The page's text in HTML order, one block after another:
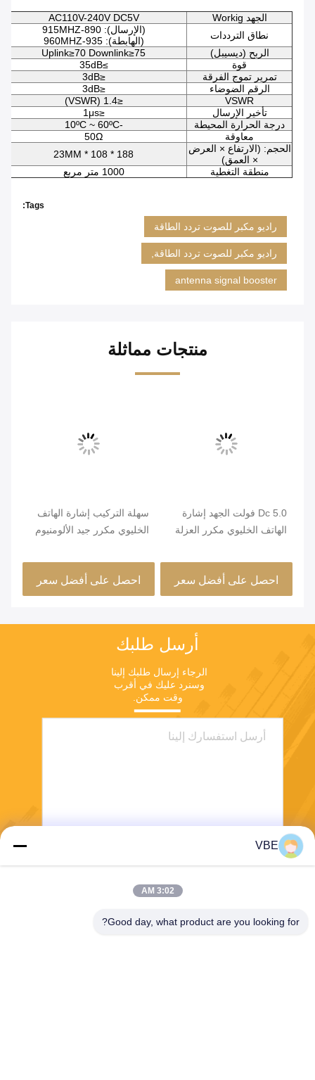
الجهد Workig
AC110V-240V DC5V
نطاق الترددات
(الإرسال): 890-915MHZ
(الهابطة): 935-960MHZ
الربح (ديسيبل)
Uplink≥70 Downlink≥75
قوة
≥35dB
تمرير تموج الفرقة
≤3dB
الرقم الضوضاء
≤3dB
VSWR
≤1.4 (VSWR)
تأخير الإرسال
≤1μs
درجة الحرارة المحيطة
-10ºC ~ 60ºC
معاوقة
50Ω
الحجم: (الارتفاع × العرض
× العمق)
188 * 108 * 23MM
منطقة التغطية
1000 متر مربع
Tags:
راديو مكبر للصوت تردد الطاقة
راديو مكبر للصوت تردد الطاقة,
antenna signal booster
منتجات مماثلة
Dc 5.0 فولت الجهد إشارة
الهاتف الخليوي مكرر العزلة
احصل على أفضل سعر
سهلة التركيب إشارة الهاتف
الخليوي مكرر جيد الألومنيوم
احصل على أفضل سعر
أرسل طلبك
وقت ممكن.
VBE
3:02 AM
Good day, what product are you looking for?